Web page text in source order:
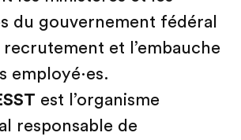
du gouvernement fédéral
recrutement et l’embauche
employé·es.
est l’organisme
responsable de